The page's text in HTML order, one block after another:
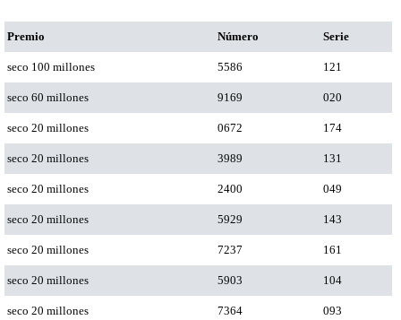
Premio Número Serie
seco 100 millones 5586 121
seco 60 millones 9169 020
seco 20 millones 0672 174
seco 20 millones 3989 131
seco 20 millones 2400 049
seco 20 millones 5929 143
seco 20 millones 7237 161
seco 20 millones 5903 104
seco 20 millones 7364 093